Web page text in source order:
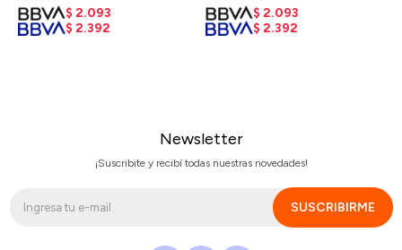
$ 2.093
$ 2.392
$ 2.093
$ 2.392
Newsletter
¡Suscribite y recibí todas nuestras novedades!
SUSCRIBIRME